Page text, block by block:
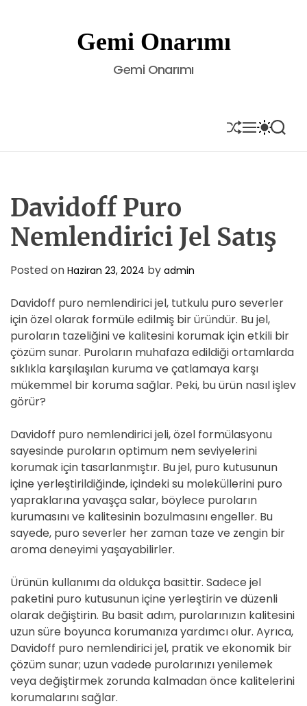
t
Gemi Onarımı
Gemi Onarımı
S
H
U
M
E
N
S
W
I
O
R
E
S
E
A
Davidoff Puro
Nemlendirici Jel Satış
Posted on Haziran 23, 2024 by admin
Davidoff puro nemlendirici jel, tutkulu puro severler
için özel olarak formüle edilmiş bir üründür. Bu jel,
puroların tazeliğini ve kalitesini korumak için etkili bir
çözüm sunar. Puroların muhafaza edildiği ortamlarda
sıklıkla karşılaşılan kuruma ve çatlamaya karşı
mükemmel bir koruma sağlar. Peki, bu ürün nasıl işlev
görür?
Davidoff puro nemlendirici jeli, özel formülasyonu
sayesinde puroların optimum nem seviyelerini
korumak için tasarlanmıştır. Bu jel, puro kutusunun
içine yerleştirildiğinde, içindeki su moleküllerini puro
yapraklarına yavaşça salar, böylece puroların
kurumasını ve kalitesinin bozulmasını engeller. Bu
sayede, puro severler her zaman taze ve zengin bir
aroma deneyimi yaşayabilirler.
Ürünün kullanımı da oldukça basittir. Sadece jel
paketini puro kutusunun içine yerleştirin ve düzenli
olarak değiştirin. Bu basit adım, purolarınızın kalitesini
uzun süre boyunca korumanıza yardımcı olur. Ayrıca,
Davidoff puro nemlendirici jel, pratik ve ekonomik bir
çözüm sunar; uzun vadede purolarınızı yenilemek
veya değiştirmek zorunda kalmadan önce kalitelerini
korumalarını sağlar.